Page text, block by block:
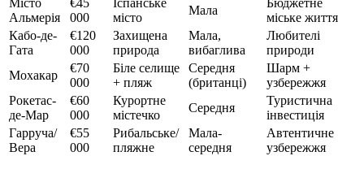
Альмерія
000
місто
Мала
міське життя
Кабо-де-
Гата
€120
000
Захищена
природа
Мала,
вибаглива
Любителі
природи
Мохакар
€70
000
Біле селище
+ пляж
Середня
(британці)
Шарм +
узбережжя
Рокетас-
де-Мар
€60
000
Курортне
містечко
Середня
Туристична
інвестиція
Гарруча/
Вера
€55
000
Рибальське/
пляжне
Мала-
середня
Автентичне
узбережжя